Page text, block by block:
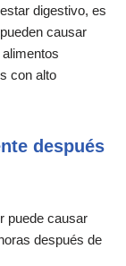
digestivo, es
causar
con alto
después
puede causar
después de